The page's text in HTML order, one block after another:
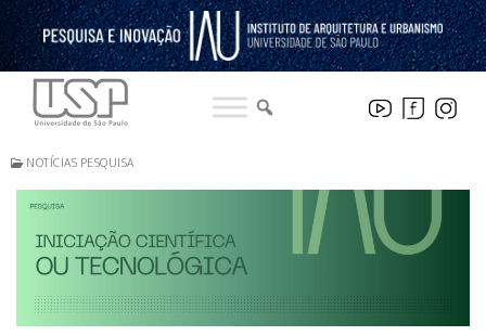
Pular
para
conteúdo
NOTÍCIAS PESQUISA